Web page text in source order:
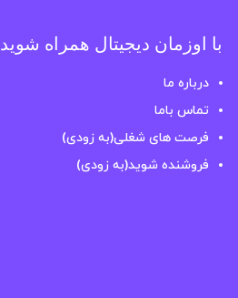
با اوزمان دیجیتال همراه شوید
درباره ما
تماس باما
فرصت های شغلی(به زودی)
فروشنده شوید(به زودی)